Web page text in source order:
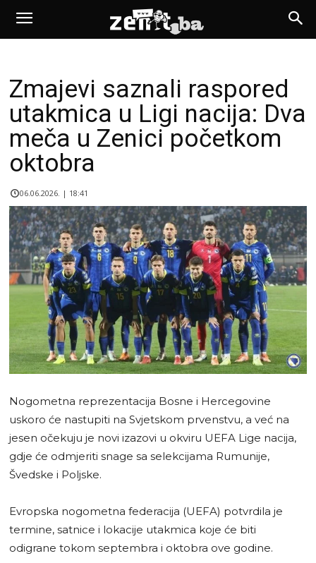
Zmajevi saznali raspored
utakmica u Ligi nacija: Dva
meča u Zenici početkom
oktobra
06.06.2026. | 18:41
Nogometna reprezentacija Bosne i Hercegovine
uskoro će nastupiti na Svjetskom prvenstvu, a već na
jesen očekuju je novi izazovi u okviru UEFA Lige nacija,
gdje će odmjeriti snage sa selekcijama Rumunije,
Švedske i Poljske.
Evropska nogometna federacija (UEFA) potvrdila je
termine, satnice i lokacije utakmica koje će biti
odigrane tokom septembra i oktobra ove godine.